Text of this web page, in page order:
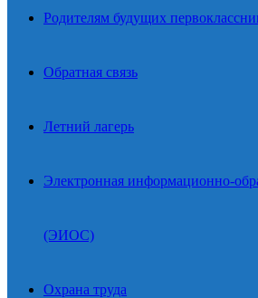
Родителям будущих
Обратная связь
Летний лагерь
Электронная информационно-
(ЭИОС)
Охрана труда